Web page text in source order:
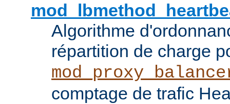
Algorithme
répartition de charge
comptage de trafic